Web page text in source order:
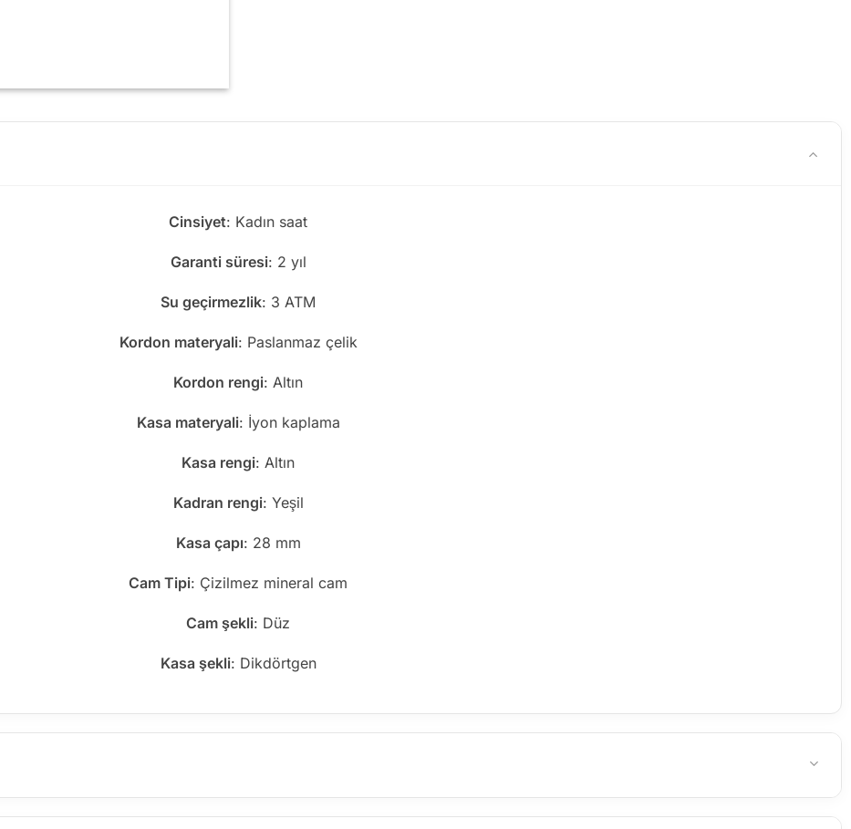
Cinsiyet: Kadın saat
Garanti süresi: 2 yıl
Su geçirmezlik: 3 ATM
Kordon materyali: Paslanmaz çelik
Kordon rengi: Altın
Kasa materyali: İyon kaplama
Kasa rengi: Altın
Kadran rengi: Yeşil
Kasa çapı: 28 mm
Cam Tipi: Çizilmez mineral cam
Cam şekli: Düz
Kasa şekli: Dikdörtgen